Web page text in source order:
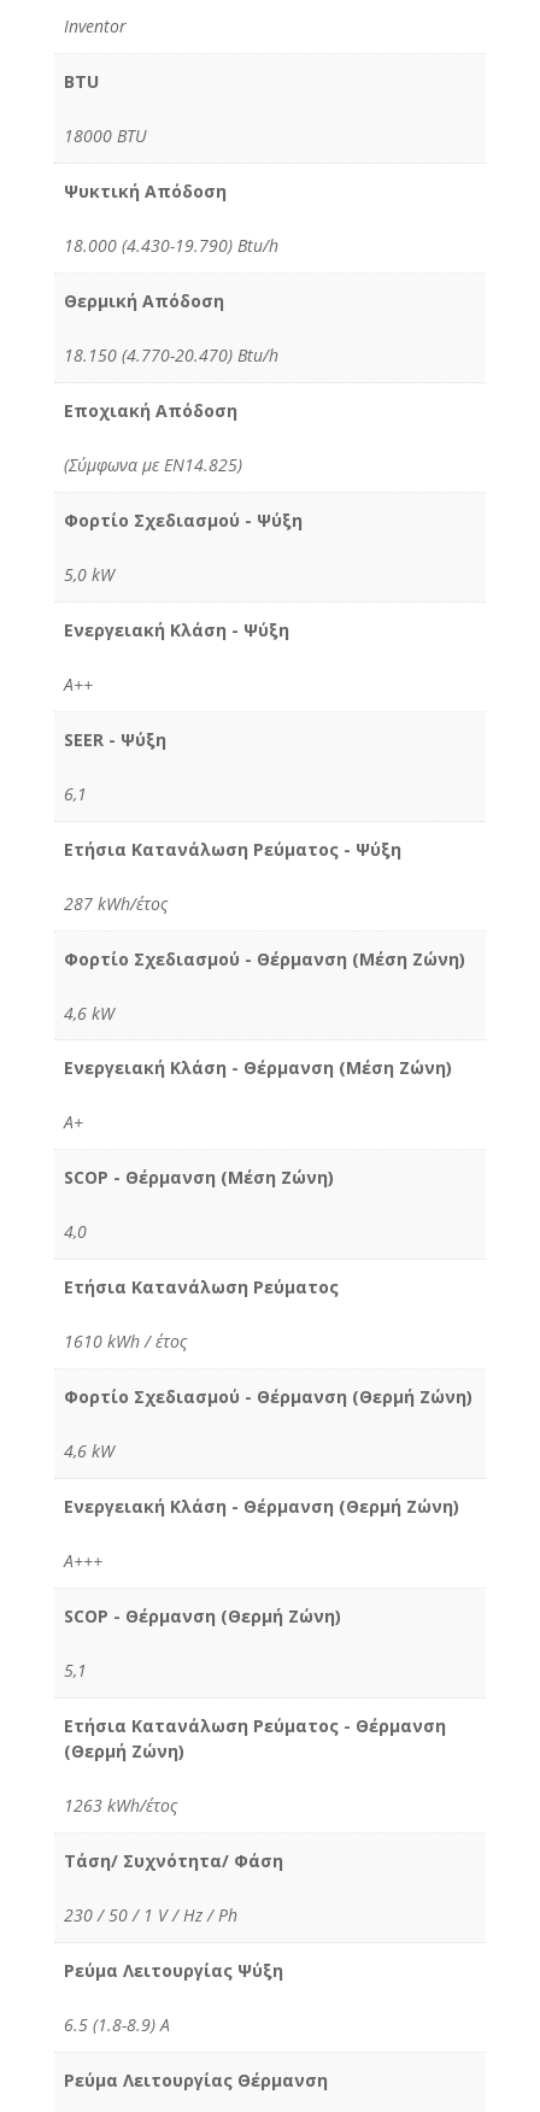
Inventor
BTU
18000 BTU
Ψυκτική Απόδοση
18.000 (4.430-19.790) Btu/h
Θερμική Απόδοση
18.150 (4.770-20.470) Btu/h
Εποχιακή Απόδοση
(Σύμφωνα με ΕΝ14.825)
Φορτίο Σχεδιασμού - Ψύξη
5,0 kW
Ενεργειακή Κλάση - Ψύξη
Α++
SEER - Ψύξη
6,1
Ετήσια Κατανάλωση Ρεύματος - Ψύξη
287 kWh/έτος
Φορτίο Σχεδιασμού - Θέρμανση (Μέση Ζώνη)
4,6 kW
Ενεργειακή Κλάση - Θέρμανση (Μέση Ζώνη)
Α+
SCOP - Θέρμανση (Μέση Ζώνη)
4,0
Ετήσια Κατανάλωση Ρεύματος
1610 kWh / έτος
Φορτίο Σχεδιασμού - Θέρμανση (Θερμή Ζώνη)
4,6 kW
Ενεργειακή Κλάση - Θέρμανση (Θερμή Ζώνη)
A+++
SCOP - Θέρμανση (Θερμή Ζώνη)
5,1
Ετήσια Κατανάλωση Ρεύματος - Θέρμανση
(Θερμή Ζώνη)
1263 kWh/έτος
Τάση/ Συχνότητα/ Φάση
230 / 50 / 1 V / Hz / Ph
Ρεύμα Λειτουργίας Ψύξη
6.5 (1.8-8.9) Α
Ρεύμα Λειτουργίας Θέρμανση